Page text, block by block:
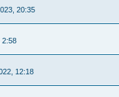
20:35
2:58
12:18